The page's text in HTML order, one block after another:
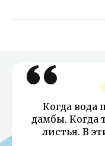
Когда вода
дамбы. Когда
листья. В